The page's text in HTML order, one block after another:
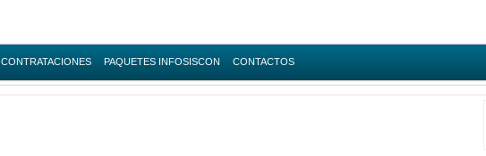
CONTRATACIONES
Búsqueda
PAQUETES INFOSISCON CONTACTOS